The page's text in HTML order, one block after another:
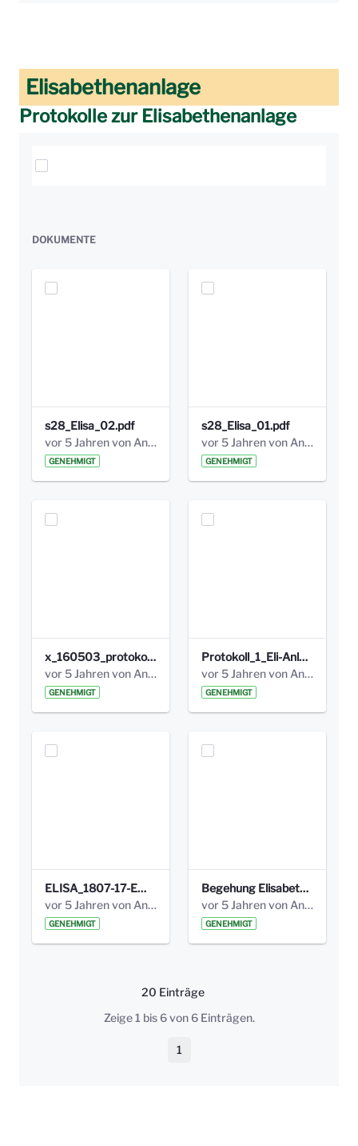
Elisabethenanlage
Protokolle zur Elisabethenanlage
Elemente auswählen
DOKUMENTE
s28_Elisa_02.pdf
vor 5 Jahren von Anni Schlumberger
GENEHMIGT
s28_Elisa_01.pdf
vor 5 Jahren von Anni Schlumberger
GENEHMIGT
x_160503_protokoll_infoabend.pdf
vor 5 Jahren von Anni Schlumberger
GENEHMIGT
Protokoll_1_Eli-Anlage_final.pdf
vor 5 Jahren von Anni Schlumberger
GENEHMIGT
ELISA_1807-17-EW_BEZIRK-kl_compressed.pdf
vor 5 Jahren von Anni Schlumberger
GENEHMIGT
Begehung Elisabethenanlage 1.8.17_Protokoll .pdf
vor 5 Jahren von Anni Schlumberger
GENEHMIGT
20 Einträge
Pro Seite
Zeige 1 bis 6 von 6 Einträgen.
Seite
1